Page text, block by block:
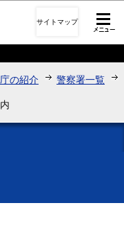
移動
サイトマップ
の紹介 警察署一覧